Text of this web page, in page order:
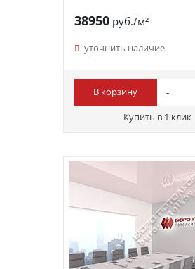
38950руб./м²
уточнить наличие
В корзину
Купить в 1 клик